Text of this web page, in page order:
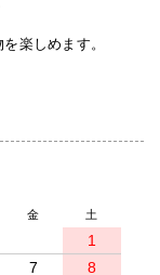
楽しめます。
金 土
1
7
8